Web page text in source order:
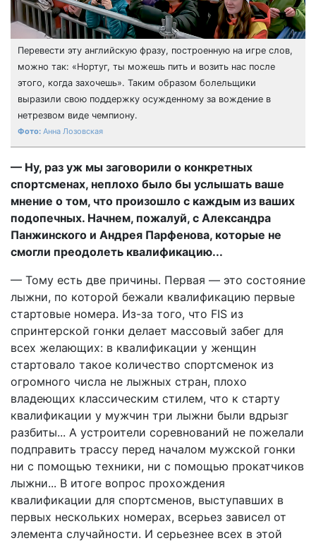
Перевести эту английскую фразу, построенную на игре слов,
можно так: «Нортуг, ты можешь пить и возить нас после
этого, когда захочешь». Таким образом болельщики
выразили свою поддержку осужденному за вождение в
нетрезвом виде чемпиону.
Анна Лозовская
— Ну, раз уж мы заговори­ли о конкретных
спортсменах, неплохо было бы услышать ваше
мнение о том, что произошло с каждым из ваших
подопечных. Начнем, пожалуй, с Александра
Панжинского и Андрея Парфенова, которые не
смогли преодолеть квалификацию...
— Тому есть две причины. Первая — это состояние
лыжни, по которой бежали квалификацию первые
стартовые номера. Из-за того, что FIS из
спринтерской гонки делает массовый забег для
всех желающих: в квалификации у женщин
стартовало такое количество спортсменок из
огромного числа не лыжных стран, плохо
владеющих классическим стилем, что к старту
квалификации у мужчин три лыжни были вдрызг
разбиты... А устроители соревнований не пожелали
подправить трассу перед началом мужской гонки
ни с помощью техники, ни с помощью прокатчиков
лыжни... В итоге вопрос прохождения
квалификации для спортсменов, выступавших в
первых нескольких номерах, всерьез зависел от
элемента случайности. И серьезнее всех в этой